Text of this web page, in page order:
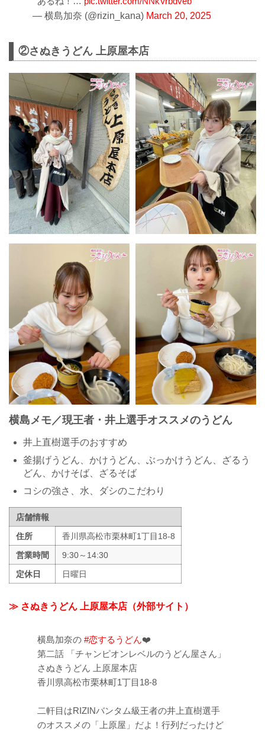
— 横島加奈 (@rizin_kana) March 20, 2025
②さぬきうどん 上原屋本店
横島メモ／現王者・井上選手オススメのうどん
井上直樹選手のおすすめ
釜揚げうどん、かけうどん、ぶっかけうどん、ざるう
どん、かけそば、ざるそば
コシの強さ、水、ダシのこだわり
店舗情報
住所
香川県高松市栗林町1丁目18-8
営業時間
9:30～14:30
定休日
日曜日
≫ さぬきうどん 上原屋本店（外部サイト）
横島加奈の #恋するうどん❤️
第二話 「チャンピオンレベルのうどん屋さん」
さぬきうどん 上原屋本店
香川県高松市栗林町1丁目18-8
二軒目はRIZINバンタム級王者の井上直樹選手
のオススメの「上原屋」だよ！行列だったけど